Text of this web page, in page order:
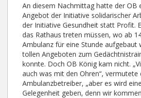
An diesem Nachmittag hatte der OB
Angebot der Initiative solidarischer
der Initiative Gesundheit statt Profit.
das Rathaus treten müssen, wo ab
Ambulanz für eine Stunde aufgebaut
tollen Angeboten zum
konnte. Doch OB König kam nicht.
auch was mit den Ohren“, vermutete
Ambulanzbetreiber, „aber es wird
Gelegenheit geben, denn wir